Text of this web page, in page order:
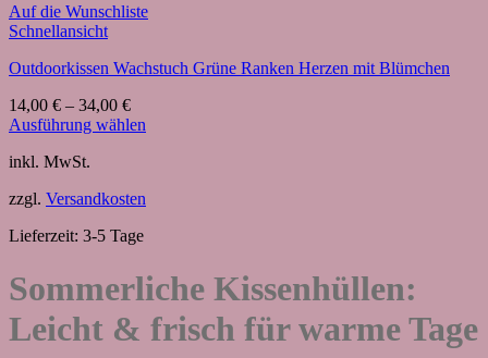
Auf die Wunschliste
Schnellansicht
Outdoorkissen Wachstuch Grüne Ranken Herzen mit Blümchen
14,00 € – 34,00 €
Ausführung wählen
Produkt
mehrere
auf.
Optionen
können
auf
der
inkl. MwSt.
zzgl. Versandkosten
Lieferzeit: 3-5 Tage
Sommerliche Kissenhüllen:
Leicht & frisch für warme Tage